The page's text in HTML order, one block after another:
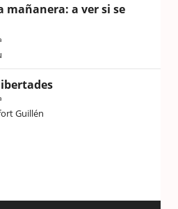
mañanera: a ver si se
Guillén